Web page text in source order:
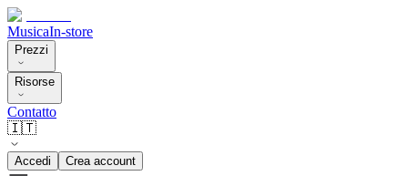
MusicaIn-store
Prezzi
Risorse
Contatto
🇮🇹
Accedi Crea account